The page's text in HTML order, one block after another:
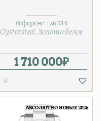
Референс: 126334
Oystersteel Золото белое
1 710 000₽
41
АБСОЛЮТНО НОВЫЕ 2026